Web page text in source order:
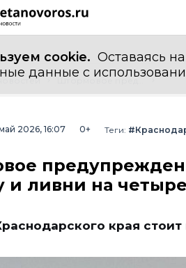
cookie. Оставаясь
данные с
Штормовое предупреждение на Кубани: ветер до 25 метров в секунду и ливни на четыре дня
2026, 16:07 0+ Теги:
и ливни на
края стоит